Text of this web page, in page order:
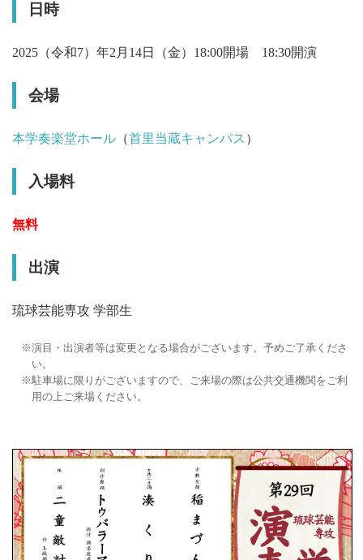
日時
2025（令和7）年2月14日（金）18:00開場 18:30開演
会場
本学奏楽堂ホール （首里当蔵キャンパス ）
入場料
無料
出演
琉球芸能専攻 学部生
演目・出演者等は変更となる場合がございます。予めご了承くださ
い。
駐車場に限りがございますので、ご来場の際は公共交通機関をご利
用の上ご来場ください。